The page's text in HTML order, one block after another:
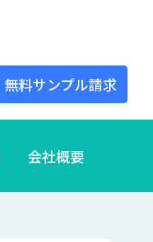
無料サンプル請求
会社概要